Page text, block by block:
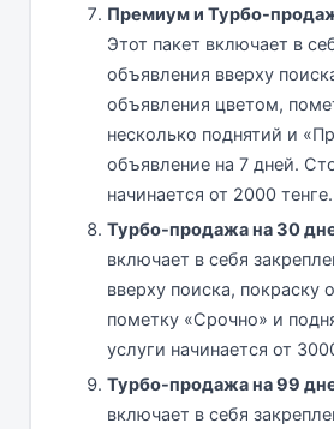
Премиум и Турбо-
Этот пакет включает в
объявления вверху
объявления цветом,
несколько поднятий и
объявление на 7 дней.
начинается от 2000 тенге.
Турбо-продажа на 30
включает в себя
вверху поиска, покраску
пометку «Срочно» и
услуги начинается от
Турбо-продажа на 99
включает в себя